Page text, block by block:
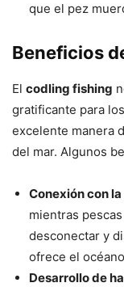
que el pez
Beneficios
El codling fishing
gratificante para
excelente manera
del mar. Algunos
Conexión con
mientras
desconectar y
ofrece el
Desarrollo de